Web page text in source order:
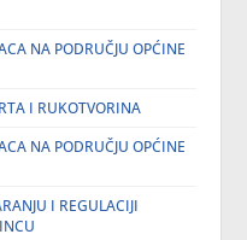
NA PODRUČJU OPĆINE
I RUKOTVORINA
NA PODRUČJU OPĆINE
I REGULACIJI